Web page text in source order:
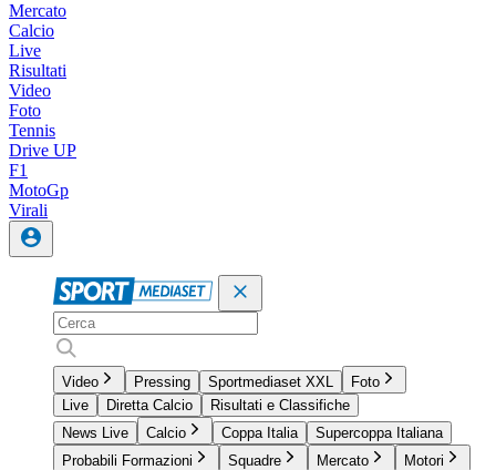
Mercato
Calcio
Live
Risultati
Video
Foto
Tennis
Drive UP
F1
MotoGp
Virali
Video Pressing Sportmediaset XXL
Foto
Live
Diretta Calcio
Risultati e Classifiche
News Live
Calcio Coppa Italia
Supercoppa Italiana
Probabili Formazioni
Squadre Mercato
Motori